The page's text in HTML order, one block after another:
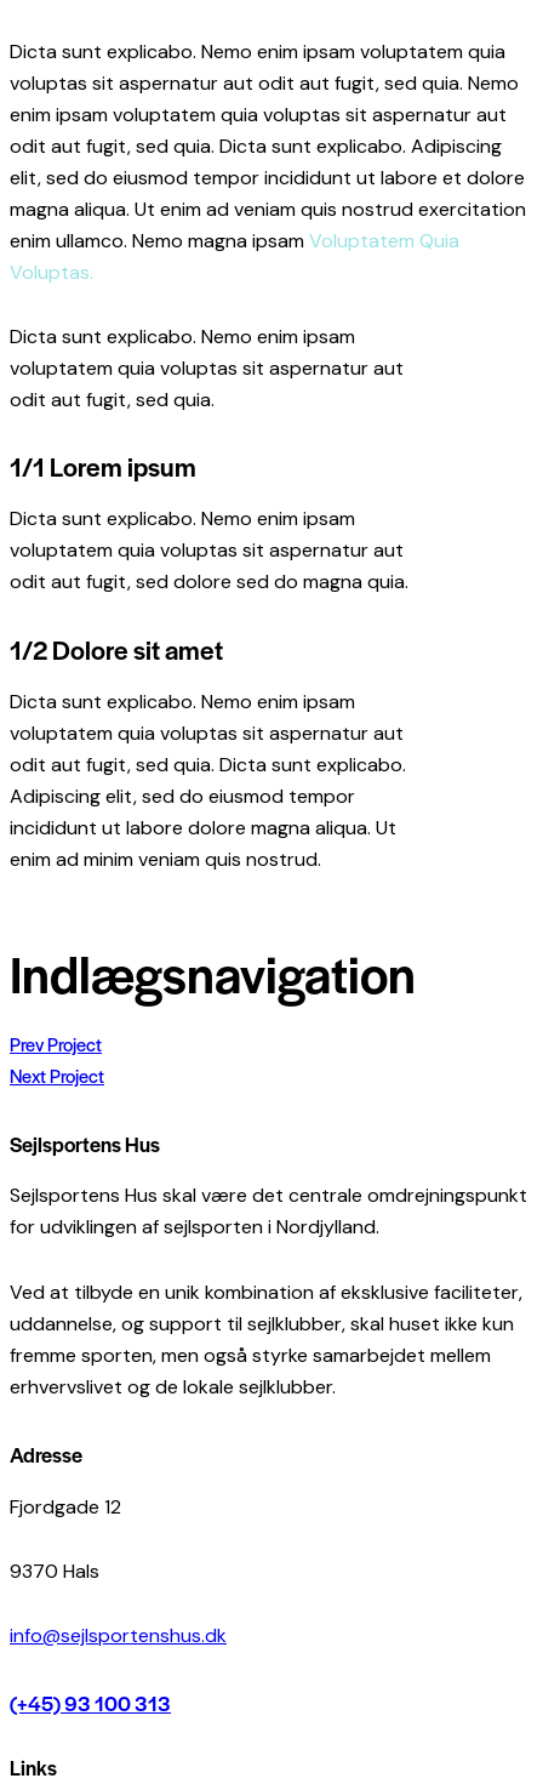
Dicta sunt explicabo. Nemo enim ipsam voluptatem quia
voluptas sit aspernatur aut odit aut fugit, sed quia. Nemo
enim ipsam voluptatem quia voluptas sit aspernatur aut
odit aut fugit, sed quia. Dicta sunt explicabo. Adipiscing
elit, sed do eiusmod tempor incididunt ut labore et dolore
magna aliqua. Ut enim ad veniam quis nostrud exercitation
enim ullamco. Nemo magna ipsamVoluptatem Quia
Voluptas.
Dicta sunt explicabo. Nemo enim ipsam
voluptatem quia voluptas sit aspernatur aut
odit aut fugit, sed quia.
1/1 Lorem ipsum
Dicta sunt explicabo. Nemo enim ipsam
voluptatem quia voluptas sit aspernatur aut
odit aut fugit, sed dolore sed do magna quia.
1/2 Dolore sit amet
Dicta sunt explicabo. Nemo enim ipsam
voluptatem quia voluptas sit aspernatur aut
odit aut fugit, sed quia. Dicta sunt explicabo.
Adipiscing elit, sed do eiusmod tempor
incididunt ut labore dolore magna aliqua. Ut
enim ad minim veniam quis nostrud.
Indlægsnavigation
Prev Project
Next Project
Sejlsportens Hus
Sejlsportens Hus skal være det centrale omdrejningspunkt
for udviklingen af sejlsporten i Nordjylland.
Ved at tilbyde en unik kombination af eksklusive faciliteter,
uddannelse, og support til sejlklubber, skal huset ikke kun
fremme sporten, men også styrke samarbejdet mellem
erhvervslivet og de lokale sejlklubber.
Adresse
Fjordgade 12
9370 Hals
info@sejlsportenshus.dk
(+45) 93 100 313
Links